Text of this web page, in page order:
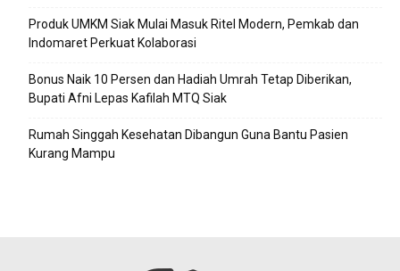
Produk UMKM Siak Mulai Masuk Ritel Modern, Pemkab dan
Indomaret Perkuat Kolaborasi
Bonus Naik 10 Persen dan Hadiah Umrah Tetap Diberikan,
Bupati Afni Lepas Kafilah MTQ Siak
Rumah Singgah Kesehatan Dibangun Guna Bantu Pasien
Kurang Mampu